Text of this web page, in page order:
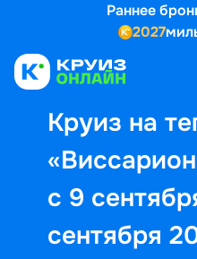
Раннее
2027
Круиз на
с 9
сентября